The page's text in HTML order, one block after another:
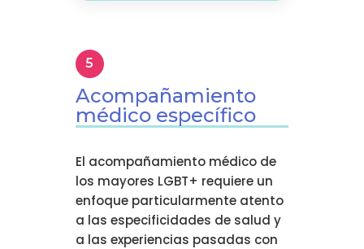
Acompañamiento
médico específico
El acompañamiento médico de
los mayores LGBT+ requiere un
enfoque particularmente atento
a las especificidades de salud y
a las experiencias pasadas con